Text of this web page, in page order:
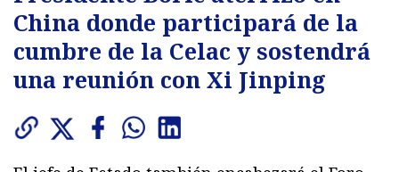
China donde participará de la
cumbre de la Celac y sostendrá
una reunión con Xi Jinping